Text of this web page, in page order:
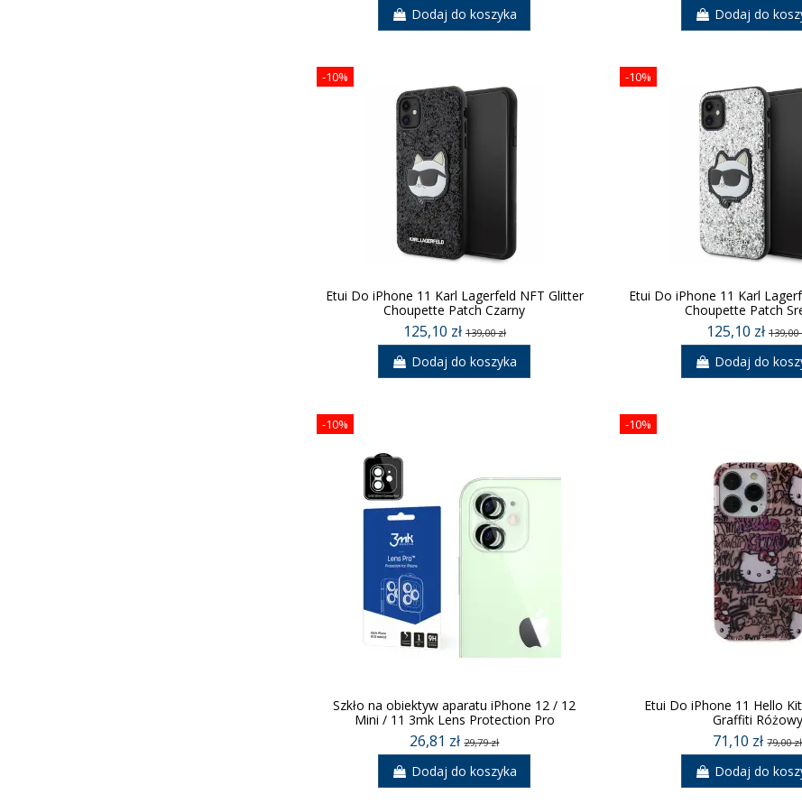
Dodaj do koszyka Dodaj do
-10%
Etui Do iPhone 11 Karl Lagerfeld NFT Glitter
Choupette Patch Czarny
125,10 zł 139,00 zł
Dodaj do koszyka
-10%
Etui Do iPhone 11 Karl
Choupette Patch
125,10 zł 139,00
Dodaj do
-10%
Szkło na obiektyw aparatu iPhone 12 / 12
Mini / 11 3mk Lens Protection Pro
26,81 zł29,79 zł
Dodaj do koszyka
-10%
Etui Do iPhone 11 Hello
Graffiti Różowy
71,10 zł79,00 zł
Dodaj do